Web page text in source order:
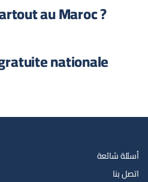
? Livrez-vous partout au Maroc
أسئلة شائعة
اتصل بنا